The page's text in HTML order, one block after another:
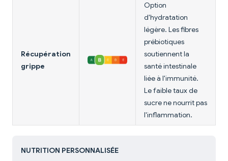
Récupération
grippe
Option
d'hydratation
légère. Les fibres
prébiotiques
soutiennent la
santé intestinale
liée à l'immunité.
Le faible taux de
sucre ne nourrit pas
l'inflammation.
NUTRITION PERSONNALISÉE